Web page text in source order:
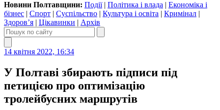
Новини Полтавщини: Події| Політика і влада | Економіка і
бізнес | Спорт | Суспільство | Культура і освіта | Кримінал |
Здоров’я | Цікавинки | Архів
14 квітня 2022, 16:34
У Полтаві збирають підписи під
петицією про оптимізацію
тролейбусних маршрутів